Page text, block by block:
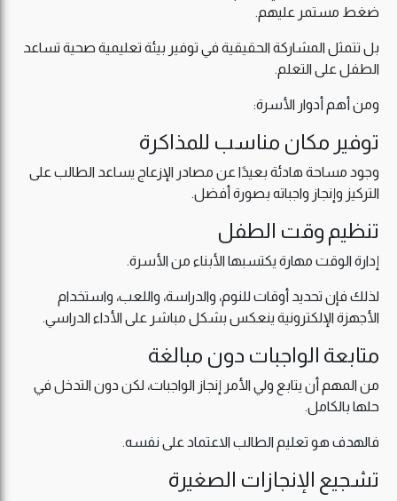
ضغط مستمر عليهم.
بل تتمثل المشاركة الحقيقية في توفير بيئة تعليمية صحية تساعد
الطفل على التعلم.
ومن أهم أدوار الأسرة:
توفير مكان مناسب للمذاكرة
وجود مساحة هادئة بعيدًا عن مصادر الإزعاج يساعد الطالب على
التركيز وإنجاز واجباته بصورة أفضل.
تنظيم وقت الطفل
إدارة الوقت مهارة يكتسبها الأبناء من الأسرة.
لذلك فإن تحديد أوقات للنوم، والدراسة، واللعب، واستخدام
الأجهزة الإلكترونية ينعكس بشكل مباشر على الأداء الدراسي.
متابعة الواجبات دون مبالغة
من المهم أن يتابع ولي الأمر إنجاز الواجبات، لكن دون التدخل في
حلها بالكامل.
فالهدف هو تعليم الطالب الاعتماد على نفسه.
تشجيع الإنجازات الصغيرة